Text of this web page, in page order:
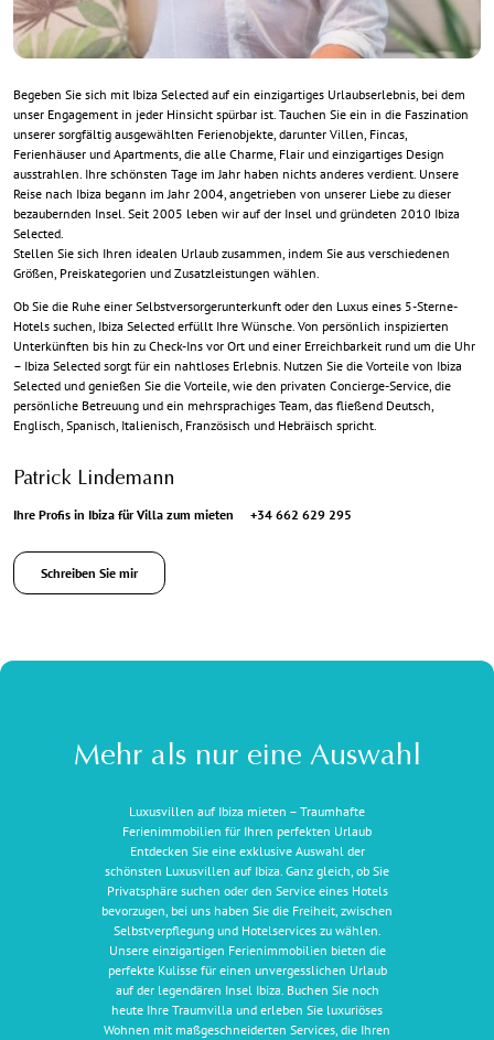
Begeben Sie sich mit Ibiza Selected auf ein einzigartiges Urlaubserlebnis, bei dem
unser Engagement in jeder Hinsicht spürbar ist. Tauchen Sie ein in die Faszination
unserer sorgfältig ausgewählten Ferienobjekte, darunter Villen, Fincas,
Ferienhäuser und Apartments, die alle Charme, Flair und einzigartiges Design
ausstrahlen. Ihre schönsten Tage im Jahr haben nichts anderes verdient. Unsere
Reise nach Ibiza begann im Jahr 2004, angetrieben von unserer Liebe zu dieser
bezaubernden Insel. Seit 2005 leben wir auf der Insel und gründeten 2010 Ibiza
Selected.
Stellen Sie sich Ihren idealen Urlaub zusammen, indem Sie aus verschiedenen
Größen, Preiskategorien und Zusatzleistungen wählen.
Ob Sie die Ruhe einer Selbstversorgerunterkunft oder den Luxus eines 5-Sterne-
Hotels suchen, Ibiza Selected erfüllt Ihre Wünsche. Von persönlich inspizierten
Unterkünften bis hin zu Check-Ins vor Ort und einer Erreichbarkeit rund um die Uhr
– Ibiza Selected sorgt für ein nahtloses Erlebnis. Nutzen Sie die Vorteile von Ibiza
Selected und genießen Sie die Vorteile, wie den privaten Concierge-Service, die
persönliche Betreuung und ein mehrsprachiges Team, das fließend Deutsch,
Englisch, Spanisch, Italienisch, Französisch und Hebräisch spricht.
Patrick Lindemann
Ihre Profis in Ibiza für Villa zum mieten +34 662 629 295
Schreiben Sie mir
Mehr als nur eine Auswahl
Luxusvillen auf Ibiza mieten – Traumhafte
Ferienimmobilien für Ihren perfekten Urlaub
Entdecken Sie eine exklusive Auswahl der
schönsten Luxusvillen auf Ibiza. Ganz gleich, ob Sie
Privatsphäre suchen oder den Service eines Hotels
bevorzugen, bei uns haben Sie die Freiheit, zwischen
Selbstverpflegung und Hotelservices zu wählen.
Unsere einzigartigen Ferienimmobilien bieten die
perfekte Kulisse für einen unvergesslichen Urlaub
auf der legendären Insel Ibiza. Buchen Sie noch
heute Ihre Traumvilla und erleben Sie luxuriöses
Wohnen mit maßgeschneiderten Services, die Ihren